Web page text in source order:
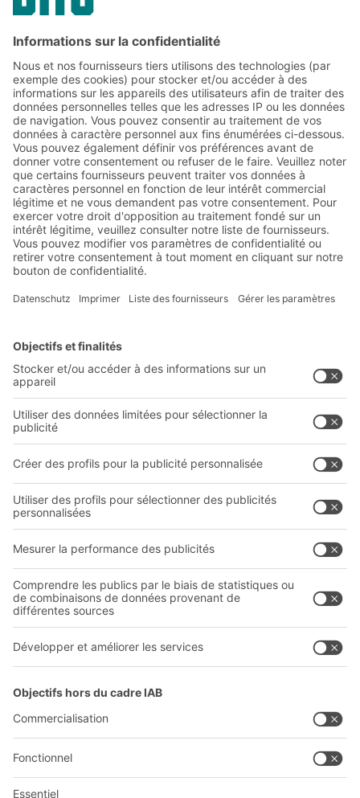
Abonnez-vous à la lettre
d'information de BITO :
Actualités de l'entrepôt et de
la logistique
Réductions exclusives
Innovations
S'inscrire à la newsletter
Solutions BITO
Solutions intralogistiques
Bacs en matière plastique
Systèmes de rayonnages
Prestations de service
LE PRO DU STOCKAGE
Entreprise
Qui sommes-nous ?
Sites internationaux
Sites de production
Follow us
ABIT O
YOUR LIFE.
03 870 99 00
© 2026 BITO-Lagertechnik Bittmann GmbH